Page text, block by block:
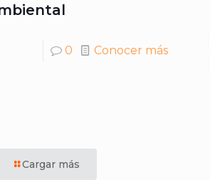
0 Conocer más
Cargar más